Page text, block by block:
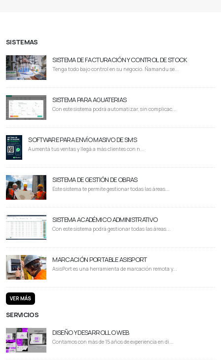
SISTEMAS
SISTEMA DE FACTURACIÓN Y CONTROL DE STOCK
Tenga todo bajo control en su negocio. Ñamandu se...
SISTEMA PARA AGUATERIAS
Con este sistema podrá automatizar, sin complicac...
SOFTWARE PARA ENVÍO MASIVO DE SMS
Aumentá tus ventas y llegá a más clientes con n...
SISTEMA DE GESTIÓN DE OBRAS
Este sistema te permite gestionar todas las áreas...
SISTEMA ACADÉMICO ADMINISTRATIVO
Con este sistema podrá gestionar todas las áreas...
MARCACIÓN PORTABLE ASISPORT
AsisPort es una herramienta de marcación remota y...
VER MÁS
SERVICIOS
DISEÑO Y DESARROLLO WEB
Contamos con más de 15 años de experiencia en di...